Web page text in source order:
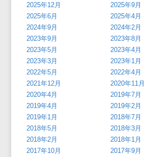
2025年12月
2025年9月
2025年6月
2025年4月
2024年9月
2024年2月
2023年9月
2023年8月
2023年5月
2023年4月
2023年3月
2023年1月
2022年5月
2022年4月
2021年12月
2020年11月
2020年4月
2019年7月
2019年4月
2019年2月
2019年1月
2018年7月
2018年5月
2018年3月
2018年2月
2018年1月
2017年10月
2017年9月